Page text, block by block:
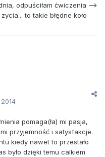
odpuściłam ćwiczenia -->
to takie błędne koło
pomaga(ła) mi pasja,
przyjemność i satysfakcje.
kiedy nawet to przestało
było dzięki temu calkiem